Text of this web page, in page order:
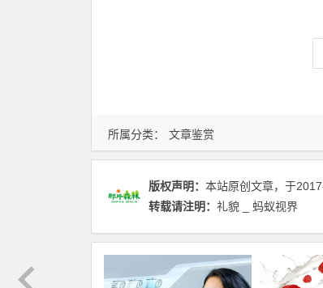
所属分类： 文章鉴赏
版权声明： 本站原创文章，于
转载请注明： 礼貌 _ 蚂蚁视界